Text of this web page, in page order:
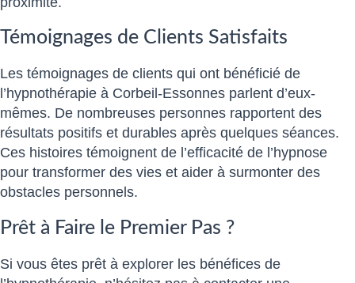
Témoignages de Clients Satisfaits
Les témoignages de clients qui ont bénéficié de
l’hypnothérapie à Corbeil-Essonnes parlent d’eux-
mêmes. De nombreuses personnes rapportent des
résultats positifs et durables après quelques séances.
Ces histoires témoignent de l’efficacité de l’hypnose
pour transformer des vies et aider à surmonter des
obstacles personnels.
Prêt à Faire le Premier Pas ?
Si vous êtes prêt à explorer les bénéfices de